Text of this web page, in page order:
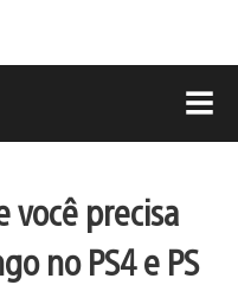
você precisa
no PS4 e PS